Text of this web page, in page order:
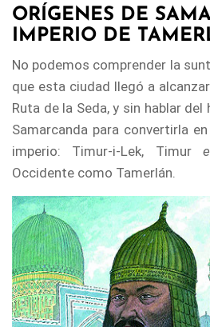
ORÍGENES DE
IMPERIO DE
No podemos comprender la
que esta ciudad llegó a
Ruta de la Seda, y sin hablar
Samarcanda para convertirla
imperio: Timur-i-Lek, Timur
Occidente como Tamerlán.